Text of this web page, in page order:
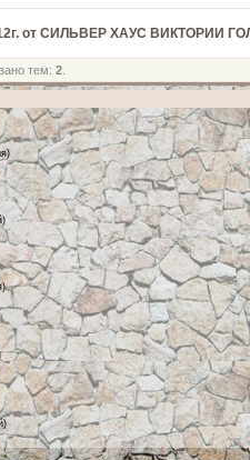
от СИЛЬВЕР ХАУС ВИКТОРИИ
тем: 2